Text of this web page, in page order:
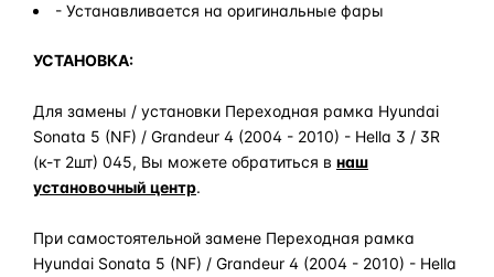
- Устанавливается на оригинальные фары
УСТАНОВКА:
Для замены / установки Переходная рамка Hyundai
Sonata 5 (NF) / Grandeur 4 (2004 - 2010) - Hella 3 / 3R
(к-т 2шт) 045, Вы можете обратиться в наш
установочный центр.
При самостоятельной замене Переходная рамка
Hyundai Sonata 5 (NF) / Grandeur 4 (2004 - 2010) - Hella